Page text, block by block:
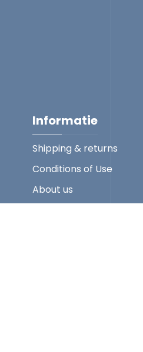
Informatie
Shipping & returns
Conditions of Use
About us